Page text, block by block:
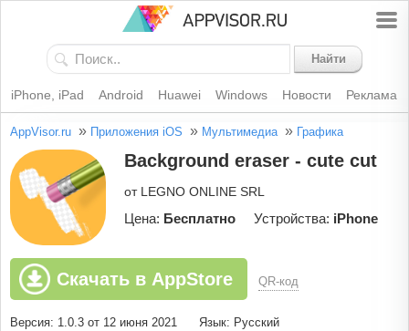
Найти
iPhone, iPad Android Huawei Windows Новости Реклама
AppVisor.ru » Приложения iOS » Мультимедиа » Графика
Background eraser - cute cut
от LEGNO ONLINE SRL
Цена: Бесплатно Устройства: iPhone
Скачать в AppStore QR-код
Версия: 1.0.3 от 12 июня 2021
Язык: Русский